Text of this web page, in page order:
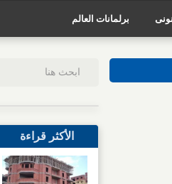
برلمانات العالم
الأكثر قراءة